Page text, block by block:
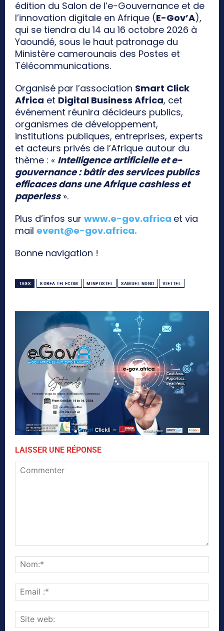
édition du Salon de l’e-Gouvernance et de
l’innovation digitale en Afrique (E-Gov’A),
qui se tiendra du 14 au 16 octobre 2026 à
Yaoundé, sous le haut patronage du
Ministère camerounais des Postes et
Télécommunications.
Organisé par l’association Smart Click
Africa et Digital Business Africa, cet
événement réunira décideurs publics,
organismes de développement,
institutions publiques, entreprises, experts
et acteurs privés de l’Afrique autour du
thème : « Intelligence artificielle et e-
gouvernance : bâtir des services publics
efficaces dans une Afrique cashless et
paperless».
Plus d’infos sur www.e-gov.africa et via
mail event@e-gov.africa.
Bonne navigation !
TAGS KOREA TELECOM MINPOSTEL SAMUEL NONO VIETTEL
LAISSER UNE RÉPONSE
:*
web: